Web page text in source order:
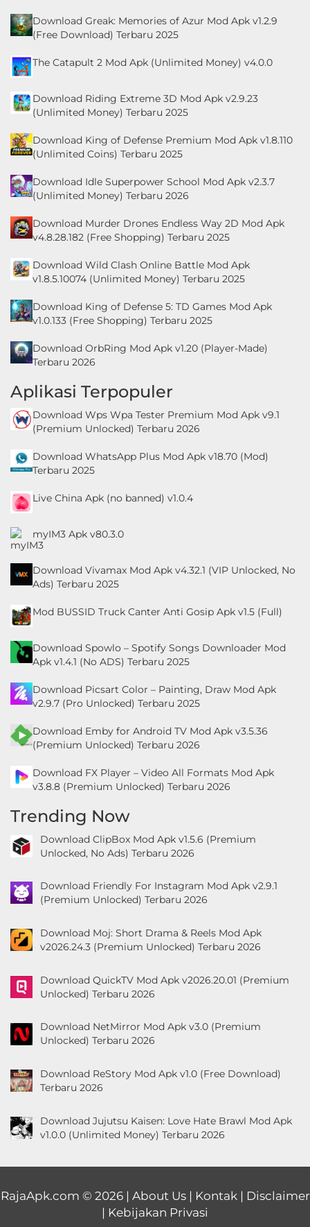
Download Greak: Memories of Azur Mod Apk v1.2.9
(Free Download) Terbaru 2025
The Catapult 2 Mod Apk (Unlimited Money) v4.0.0
Download Riding Extreme 3D Mod Apk v2.9.23
(Unlimited Money) Terbaru 2025
Download King of Defense Premium Mod Apk v1.8.110
(Unlimited Coins) Terbaru 2025
Download Idle Superpower School Mod Apk v2.3.7
(Unlimited Money) Terbaru 2026
Download Murder Drones Endless Way 2D Mod Apk
v4.8.28.182 (Free Shopping) Terbaru 2025
Download Wild Clash Online Battle Mod Apk
v1.8.5.10074 (Unlimited Money) Terbaru 2025
Download King of Defense 5: TD Games Mod Apk
v1.0.133 (Free Shopping) Terbaru 2025
Download OrbRing Mod Apk v1.20 (Player-Made)
Terbaru 2026
Aplikasi Terpopuler
Download Wps Wpa Tester Premium Mod Apk v9.1
(Premium Unlocked) Terbaru 2026
Download WhatsApp Plus Mod Apk v18.70 (Mod)
Terbaru 2025
Live China Apk (no banned) v1.0.4
myIM3 Apk v80.3.0
Download Vivamax Mod Apk v4.32.1 (VIP Unlocked, No
Ads) Terbaru 2025
Mod BUSSID Truck Canter Anti Gosip Apk v1.5 (Full)
Download Spowlo – Spotify Songs Downloader Mod
Apk v1.4.1 (No ADS) Terbaru 2025
Download Picsart Color – Painting, Draw Mod Apk
v2.9.7 (Pro Unlocked) Terbaru 2025
Download Emby for Android TV Mod Apk v3.5.36
(Premium Unlocked) Terbaru 2026
Download FX Player – Video All Formats Mod Apk
v3.8.8 (Premium Unlocked) Terbaru 2026
Trending Now
Download ClipBox Mod Apk v1.5.6 (Premium
Unlocked, No Ads) Terbaru 2026
Download Friendly For Instagram Mod Apk v2.9.1
(Premium Unlocked) Terbaru 2026
Download Moj: Short Drama & Reels Mod Apk
v2026.24.3 (Premium Unlocked) Terbaru 2026
Download QuickTV Mod Apk v2026.20.01 (Premium
Unlocked) Terbaru 2026
Download NetMirror Mod Apk v3.0 (Premium
Unlocked) Terbaru 2026
Download ReStory Mod Apk v1.0 (Free Download)
Terbaru 2026
Download Jujutsu Kaisen: Love Hate Brawl Mod Apk
v1.0.0 (Unlimited Money) Terbaru 2026
RajaApk.com © 2026 | About Us| Kontak| Disclaimer
| Kebijakan Privasi